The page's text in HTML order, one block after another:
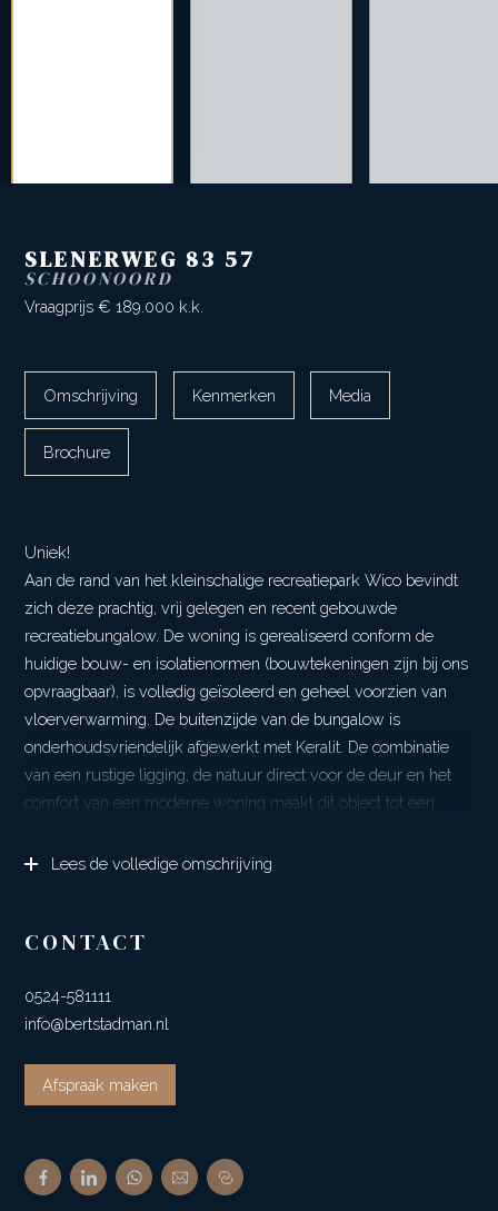
SLENERWEG 83 57
SCHOONOORD
Vraagprijs€ 189.000 k.k.
Omschrijving Kenmerken Media
Brochure
Uniek!
Aan de rand van het kleinschalige recreatiepark Wico bevindt
zich deze prachtig, vrij gelegen en recent gebouwde
recreatiebungalow. De woning is gerealiseerd conform de
huidige bouw- en isolatienormen (bouwtekeningen zijn bij ons
opvraagbaar), is volledig geïsoleerd en geheel voorzien van
vloerverwarming. De buitenzijde van de bungalow is
onderhoudsvriendelijk afgewerkt met Keralit. De combinatie
van een rustige ligging, de natuur direct voor de deur en het
comfort van een moderne woning maakt dit object tot een
Hier recreëert u in een bosrijke omgeving waar rust en ruimte
hectiek en volledig tot rust komen in een instapklare
te klussen. Word wakker met het geluid van fluitende vogels
en geniet van grazende reeën in de directe omgeving –
Het park Wico grenst aan een uitgestrekt bosgebied, ideaal
Voor de dagelijkse voorzieningen kunt u terecht in
Lees de volledige omschrijving
CONTACT
0524-581111
info@bertstadman.nl
Afspraak maken